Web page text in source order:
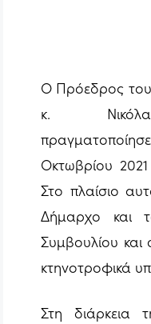
Ο Πρόεδρος
κ.
Οκτωβρίου
Στο πλαίσιο
Δήμαρχο και
Συμβουλίου και
κτηνοτροφικά
Στη διάρκεια